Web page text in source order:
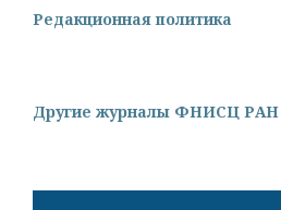
Редакционная политика
Другие журналы ФНИСЦ РАН